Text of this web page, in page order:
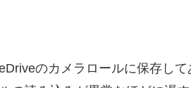
のカメラロールに保存して